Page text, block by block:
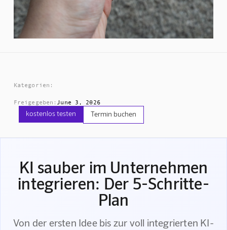
Kategorien:
Freigegeben: June 3, 2026
kostenlos testen Termin buchen
KI sauber im Unternehmen
integrieren: Der 5-Schritte-
Plan
Von der ersten Idee bis zur voll integrierten KI-